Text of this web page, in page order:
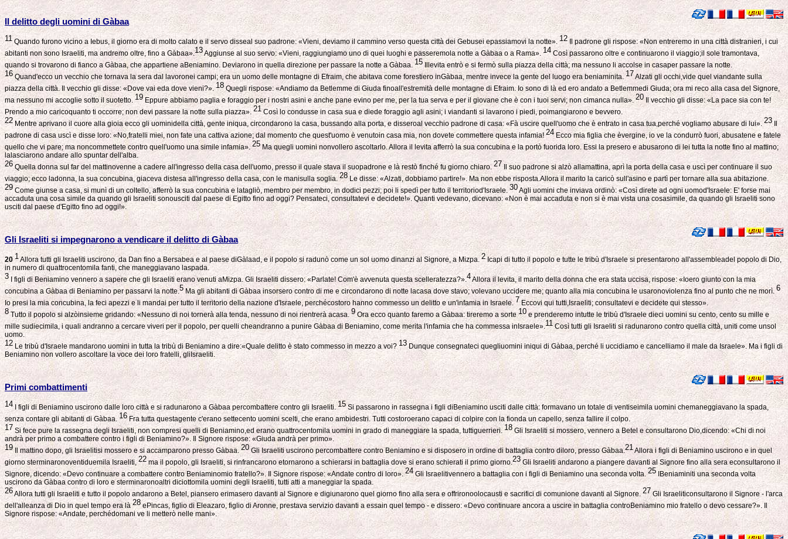
Il delitto degli uomini di Gàbaa
11 Quando furono vicino a Iebus, il giorno era di molto calato e il servo disseal suo padrone: «Vieni, deviamo il cammino verso questa città dei Gebusei epassiamovi la notte». 12Il padrone gli rispose: «Non entreremo in una città distranieri, i cui
abitanti non sono Israeliti, ma andremo oltre, fino a Gàbaa».13Aggiunse al suo servo: «Vieni, raggiungiamo uno di quei luoghi e passeremola notte a Gàbaa o a Rama». 14 Così passarono oltre e continuarono il viaggio;il sole tramontava,
quando si trovarono di fianco a Gàbaa, che appartiene aBeniamino. Deviarono in quella direzione per passare la notte a Gàbaa. 15Illevita entrò e si fermò sulla piazza della città; ma nessuno li accolse in casaper passare la notte.
16 Quand'ecco un vecchio che tornava la sera dal lavoronei campi; era un uomo delle montagne di Efraim, che abitava come forestiero inGàbaa, mentre invece la gente del luogo era beniaminita.17Alzati gli occhi,vide quel viandante sulla
piazza della città. Il vecchio gli disse: «Dove vai eda dove vieni?».18Quegli rispose: «Andiamo da Betlemme di Giuda finoall'estremità delle montagne di Efraim. Io sono di là ed ero andato a Betlemmedi Giuda; ora mi reco alla casa del Signore,
ma nessuno mi accoglie sotto il suotetto. 19 Eppure abbiamo paglia e foraggio per i nostri asini e anche pane evino per me, per la tua serva e per il giovane che è con i tuoi servi; non cimanca nulla».20 Il vecchio gli disse: «La pace sia con te!
Prendo a mio caricoquanto ti occorre; non devi passare la notte sulla piazza». 21Così lo condusse in casa sua e diede foraggio agli asini; i viandanti si lavarono i piedi, poimangiarono e bevvero.
22 Mentre aprivano il cuore alla gioia ecco gli uominidella città, gente iniqua, circondarono la casa, bussando alla porta, e disseroal vecchio padrone di casa: «Fà uscire quell'uomo che è entrato in casa tua,perché vogliamo abusare di lui». 23Il
padrone di casa uscì e disse loro: «No,fratelli miei, non fate una cattiva azione; dal momento che quest'uomo è venutoin casa mia, non dovete commettere questa infamia! 24 Ecco mia figlia che èvergine, io ve la condurrò fuori, abusatene e fatele
quello che vi pare; ma noncommettete contro quell'uomo una simile infamia».25 Ma quegli uomini nonvollero ascoltarlo. Allora il levita afferrò la sua concubina e la portò fuorida loro. Essi la presero e abusarono di lei tutta la notte fino al mattino;
lalasciarono andare allo spuntar dell'alba.
26Quella donna sul far del mattinovenne a cadere all'ingresso della casa dell'uomo, presso il quale stava il suopadrone e là restò finché fu giorno chiaro.27Il suo padrone si alzò allamattina, aprì la porta della casa e uscì per continuare il suo
viaggio; ecco ladonna, la sua concubina, giaceva distesa all'ingresso della casa, con le manisulla soglia. 28Le disse: «Alzati, dobbiamo partire!». Ma non ebbe risposta.Allora il marito la caricò sull'asino e partì per tornare alla sua abitazione.
29 Come giunse a casa, si munì di un coltello, afferrò la sua concubina e latagliò, membro per membro, in dodici pezzi; poi li spedì per tutto il territoriod'Israele.30Agli uomini che inviava ordinò: «Così direte ad ogni uomod'Israele: E' forse mai
accaduta una cosa simile da quando gli Israeliti sonousciti dal paese di Egitto fino ad oggi? Pensateci, consultatevi e decidete!». Quanti vedevano, dicevano: «Non è mai accaduta e non si è mai vista una cosasimile, da quando gli Israeliti sono
usciti dal paese d'Egitto fino ad oggi!».
Gli Israeliti si impegnarono a vendicare il delitto di Gàbaa
20 1Allora tutti gli Israeliti uscirono, da Dan fino a Bersabea e al paese diGàlaad, e il popolo si radunò come un sol uomo dinanzi al Signore, a Mizpa.2Icapi di tutto il popolo e tutte le tribù d'Israele si presentarono all'assembleadel popolo di Dio,
in numero di quattrocentomila fanti, che maneggiavano laspada.
3I figli di Beniamino vennero a sapere che gli Israeliti erano venuti aMizpa. Gli Israeliti dissero: «Parlate! Com'è avvenuta questa scelleratezza?». 4Allora il levita, il marito della donna che era stata uccisa, rispose: «Ioero giunto con la mia
concubina a Gàbaa di Beniamino per passarvi la notte.5 Ma gli abitanti di Gàbaa insorsero contro di me e circondarono di notte lacasa dove stavo; volevano uccidere me; quanto alla mia concubina le usaronoviolenza fino al punto che ne morì. 6
Io presi la mia concubina, la feci apezzi e li mandai per tutto il territorio della nazione d'Israele, perchécostoro hanno commesso un delitto e un'infamia in Israele. 7Eccovi qui tutti,Israeliti; consultatevi e decidete qui stesso».
8Tutto il popolo si alzòinsieme gridando: «Nessuno di noi tornerà alla tenda, nessuno di noi rientrerà acasa. 9Ora ecco quanto faremo a Gàbaa: tireremo a sorte10 e prenderemo intutte le tribù d'Israele dieci uomini su cento, cento su mille e
mille sudiecimila, i quali andranno a cercare viveri per il popolo, per quelli cheandranno a punire Gàbaa di Beniamino, come merita l'infamia che ha commessa inIsraele». 11Così tutti gli Israeliti si radunarono contro quella città, uniti come unsol
uomo.
12 Le tribù d'Israele mandarono uomini in tutta la tribù di Beniamino a dire:«Quale delitto è stato commesso in mezzo a voi? 13Dunque consegnateci quegliuomini iniqui di Gàbaa, perché li uccidiamo e cancelliamo il male da Israele». Ma i figli di
Beniamino non vollero ascoltare la voce dei loro fratelli, gliIsraeliti.
Primi combattimenti
14I figli di Beniamino uscirono dalle loro città e si radunarono a Gàbaa percombattere contro gli Israeliti. 15Si passarono in rassegna i figli diBeniamino usciti dalle città: formavano un totale di ventiseimila uomini chemaneggiavano la spada,
senza contare gli abitanti di Gàbaa.16 Fra tutta questagente c'erano settecento uomini scelti, che erano ambidestri. Tutti costoroerano capaci di colpire con la fionda un capello, senza fallire il colpo.
17 Si fece pure la rassegna degli Israeliti, non compresi quelli di Beniamino,ed erano quattrocentomila uomini in grado di maneggiare la spada, tuttiguerrieri. 18Gli Israeliti si mossero, vennero a Betel e consultarono Dio,dicendo: «Chi di noi
andrà per primo a combattere contro i figli di Beniamino?». Il Signore rispose: «Giuda andrà per primo».
19 Il mattino dopo, gli Israelitisi mossero e si accamparono presso Gàbaa. 20Gli Israeliti uscirono percombattere contro Beniamino e si disposero in ordine di battaglia contro diloro, presso Gàbaa.21Allora i figli di Beniamino uscirono e in quel
giorno sterminaronoventiduemila Israeliti, 22ma il popolo, gli Israeliti, si rinfrancarono etornarono a schierarsi in battaglia dove si erano schierati il primo giorno.23Gli Israeliti andarono a piangere davanti al Signore fino alla sera econsultarono il
Signore, dicendo: «Devo continuare a combattere contro Beniaminomio fratello?». Il Signore rispose: «Andate contro di loro».24 Gli Israelitivennero a battaglia con i figli di Beniamino una seconda volta. 25 IBeniaminiti una seconda volta
uscirono da Gàbaa contro di loro e sterminaronoaltri diciottomila uomini degli Israeliti, tutti atti a maneggiar la spada.
26Allora tutti gli Israeliti e tutto il popolo andarono a Betel, piansero erimasero davanti al Signore e digiunarono quel giorno fino alla sera e offrironoolocausti e sacrifici di comunione davanti al Signore. 27 Gli Israeliticonsultarono il Signore - l'arca
dell'alleanza di Dio in quel tempo era là28ePincas, figlio di Eleazaro, figlio di Aronne, prestava servizio davanti a essain quel tempo - e dissero: «Devo continuare ancora a uscire in battaglia controBeniamino mio fratello o devo cessare?». Il
Signore rispose: «Andate, perchédomani ve li metterò nelle mani».